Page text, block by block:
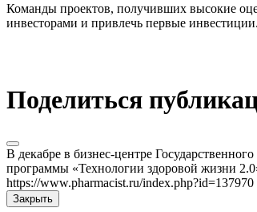
Команды проектов, получивших высокие
инвесторами и привлечь первые инвестиции.
Поделиться
В декабре в бизнес-центре
программы «Технологии здоровой жизни
https://www.pharmacist.ru/index.php?id=137970
Закрыть